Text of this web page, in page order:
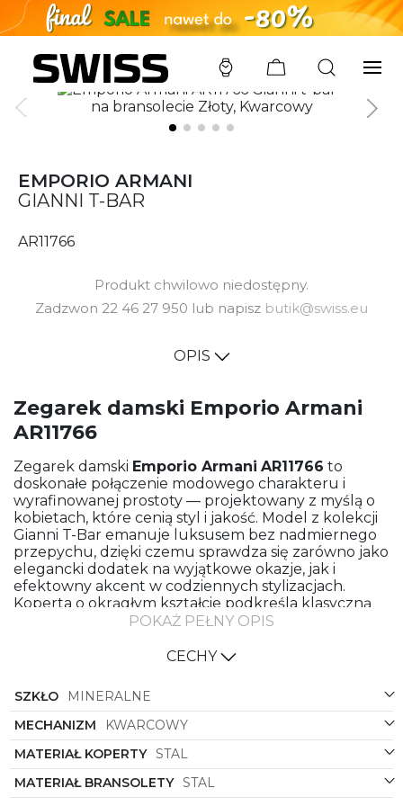
SWISS / ZEGARKI /EMPORIO ARMANI /AR11766
EMPORIO ARMANI
GIANNI T-BAR
AR11766
Produkt chwilowo niedostępny.
Zadzwon 22 46 27 950 lub napisz butik@swiss.eu
OPIS
Zegarek damski Emporio Armani
AR11766
Zegarek damski Emporio Armani AR11766 to
doskonałe połączenie modowego charakteru i
wyrafinowanej prostoty — projektowany z myślą o
kobietach, które cenią styl i jakość. Model z kolekcji
Gianni T-Bar emanuje luksusem bez nadmiernego
przepychu, dzięki czemu sprawdza się zarówno jako
elegancki dodatek na wyjątkowe okazje, jak i
efektowny akcent w codziennych stylizacjach.
Koperta o okrągłym kształcie podkreśla klasyczną
linię zegarka, a jednolita, złota kolorystyka nadaje
wykończeniu łączy w sobie trwałość z lekkością,
zapewniając wygodne noszenie przez cały dzień.
Zegarek wyposażono w starannie zaprojektowaną
tarczę w złotym odcieniu, gdzie minimalistyczne
indeksy i subtelne logoEmporio Armanitworzą
harmonijną kompozycję. Materiały użyte do
produkcji koperty i bransolety gwarantują
POKAŻ PEŁNY OPIS
CECHY
SZKŁO
MINERALNE
MECHANIZM
KWARCOWY
MATERIAŁ KOPERTY STAL
MATERIAŁ BRANSOLETY STAL